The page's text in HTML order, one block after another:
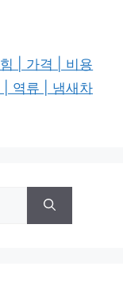
| 가격 | 비용
| 역류 | 냄새차